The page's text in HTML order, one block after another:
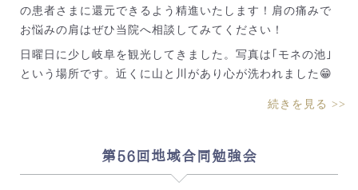
の患者さまに還元できるよう精進いたします！肩の痛みで
お悩みの肩はぜひ当院へ相談してみてください！
日曜日に少し岐阜を観光してきました。写真は｢モネの池｣
という場所です。近くに山と川があり心が洗われました😁
続きを見る >>
第56回地域合同勉強会